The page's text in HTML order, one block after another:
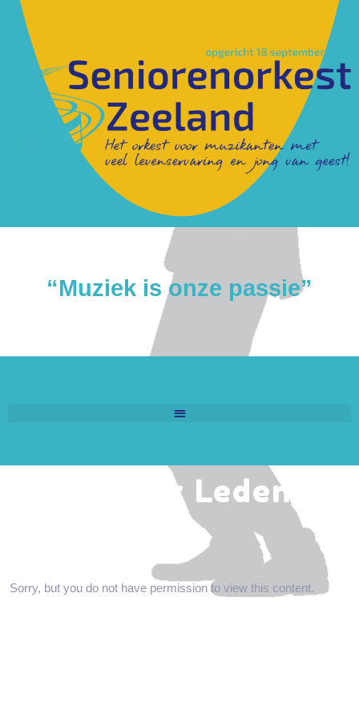
“Muziek is onze passie”
TEST voor Leden
Sorry, but you do not have permission to view this content.